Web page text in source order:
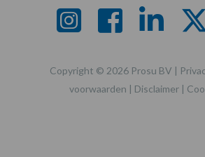
Copyright © 2026 Prosu BV |
voorwaarden | Disclaimer |